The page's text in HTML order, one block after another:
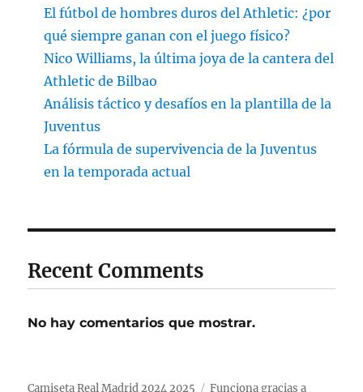
El fútbol de hombres duros del Athletic: ¿por
qué siempre ganan con el juego físico?
Nico Williams, la última joya de la cantera del
Athletic de Bilbao
Análisis táctico y desafíos en la plantilla de la
Juventus
La fórmula de supervivencia de la Juventus
en la temporada actual
Recent Comments
No hay comentarios que mostrar.
Camiseta Real Madrid 2024 2025 Funciona gracias a